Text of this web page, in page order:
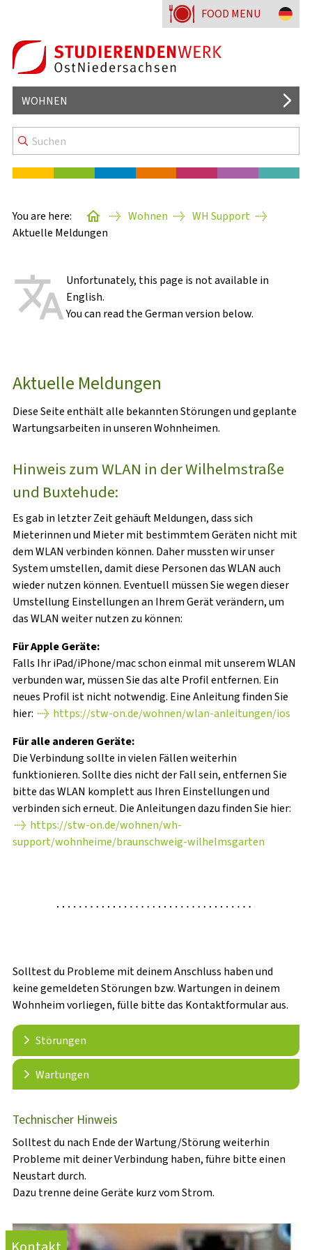
WOHNEN
FOOD MENU
You are here: Wohnen
WH Support
Aktuelle Meldungen
Unfortunately, this page is not available in
English.
You can read the German version below.
Aktuelle Meldungen
Diese Seite enthält alle bekannten Störungen und geplante
Wartungsarbeiten in unseren Wohnheimen.
Hinweis zum WLAN in der Wilhelmstraße
und Buxtehude:
Es gab in letzter Zeit gehäuft Meldungen, dass sich
Mieterinnen und Mieter mit bestimmtem Geräten nicht mit
dem WLAN verbinden können. Daher mussten wir unser
System umstellen, damit diese Personen das WLAN auch
wieder nutzen können. Eventuell müssen Sie wegen dieser
Umstellung Einstellungen an Ihrem Gerät verändern, um
das WLAN weiter nutzen zu können:
Für Apple Geräte:
Falls Ihr iPad/iPhone/mac schon einmal mit unserem WLAN
verbunden war, müssen Sie das alte Profil entfernen. Ein
neues Profil ist nicht notwendig. Eine Anleitung finden Sie
hier:
https://stw-on.de/wohnen/wlan-anleitungen/ios
Für alle anderen Geräte:
Die Verbindung sollte in vielen Fällen weiterhin
funktionieren. Sollte dies nicht der Fall sein, entfernen Sie
bitte das WLAN komplett aus Ihren Einstellungen und
verbinden sich erneut. Die Anleitungen dazu finden Sie hier:
https://stw-on.de/wohnen/wh-
support/wohnheime/braunschweig-wilhelmsgarten
Solltest du Probleme mit deinem Anschluss haben und
keine gemeldeten Störungen bzw. Wartungen in deinem
Wohnheim vorliegen, fülle bitte das Kontaktformular aus.
Störungen
Alle Störungen findest du auf unserer
Status Wohnheim
Zeitraum
aktuell liegen keine
Störungen vor
Wartungen
Status Wohnheim
Zeitraum
Aktuell sind keine
Wartungsarbeiten
geplant
Technischer Hinweis
Solltest du nach Ende der Wartung/Störung weiterhin
Probleme mit deiner Verbindung haben, führe bitte einen
Neustart durch.
Dazu trenne deine Geräte kurz vom Strom.